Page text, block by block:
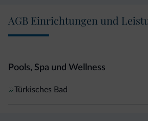
Familie Röck
AGB Einrichtungen und
Pools, Spa und Wellness
Türkisches Bad